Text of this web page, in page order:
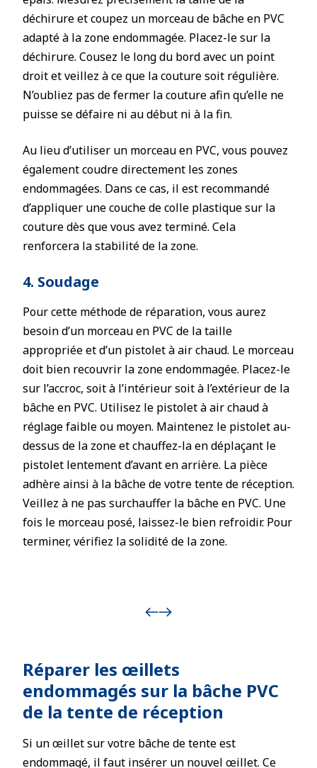
déchirure et coupez un morceau de bâche en PVC
adapté à la zone endommagée. Placez-le sur la
déchirure. Cousez le long du bord avec un point
droit et veillez à ce que la couture soit régulière.
N’oubliez pas de fermer la couture afin qu’elle ne
puisse se défaire ni au début ni à la fin.
Au lieu d’utiliser un morceau en PVC, vous pouvez
également coudre directement les zones
endommagées. Dans ce cas, il est recommandé
d’appliquer une couche de colle plastique sur la
couture dès que vous avez terminé. Cela
renforcera la stabilité de la zone.
4. Soudage
Pour cette méthode de réparation, vous aurez
besoin d’un morceau en PVC de la taille
appropriée et d’un pistolet à air chaud. Le morceau
doit bien recouvrir la zone endommagée. Placez-le
sur l’accroc, soit à l’intérieur soit à l’extérieur de la
bâche en PVC. Utilisez le pistolet à air chaud à
réglage faible ou moyen. Maintenez le pistolet au-
dessus de la zone et chauffez-la en déplaçant le
pistolet lentement d’avant en arrière. La pièce
adhère ainsi à la bâche de votre tente de réception.
Veillez à ne pas surchauffer la bâche en PVC. Une
fois le morceau posé, laissez-le bien refroidir. Pour
terminer, vérifiez la solidité de la zone.
Réparer les œillets
endommagés sur la bâche PVC
de la tente de réception
Si un œillet sur votre bâche de tente est
endommagé, il faut insérer un nouvel œillet. Ce